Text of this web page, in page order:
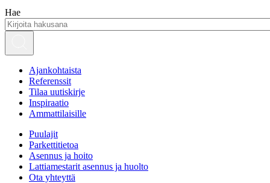
Hae
Ajankohtaista
Referenssit
Tilaa uutiskirje
Inspiraatio
Ammattilaisille
Puulajit
Parkettitietoa
Asennus ja hoito
Lattiamestarit asennus ja huolto
Ota yhteyttä